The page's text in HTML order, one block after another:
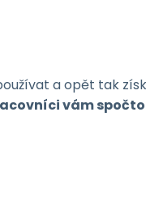
a opět tak
vám